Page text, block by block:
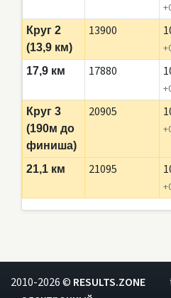
Круг 2
(13,9 км)
13900
17,9 км 17880
Круг 3
(190м до
финиша)
20905
21,1 км 21095
2010-2026 © RESULTS.ZONE